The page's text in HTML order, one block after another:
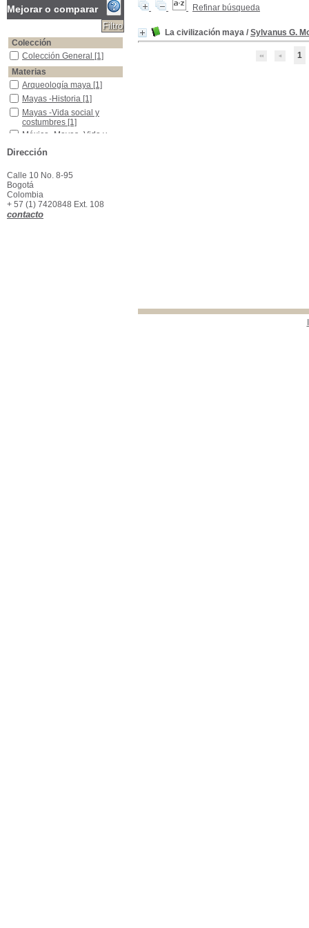
Refinar búsqueda
La civilización maya / Sylvanus G.
1
Mejorar o comparar
Colección
Colección General
Colección General [1]
Materias
Arqueología maya
Arqueología maya [1]
Mayas -Historia
Mayas -Historia [1]
Mayas -Vida social y costumbres
Mayas -Vida social y
costumbres [1]
México -Mayas -Vida y constumbres
México -Mayas -Vida y
Dirección
Calle 10 No. 8-95
Bogotá
Colombia
+ 57 (1) 7420848 Ext. 108
contacto